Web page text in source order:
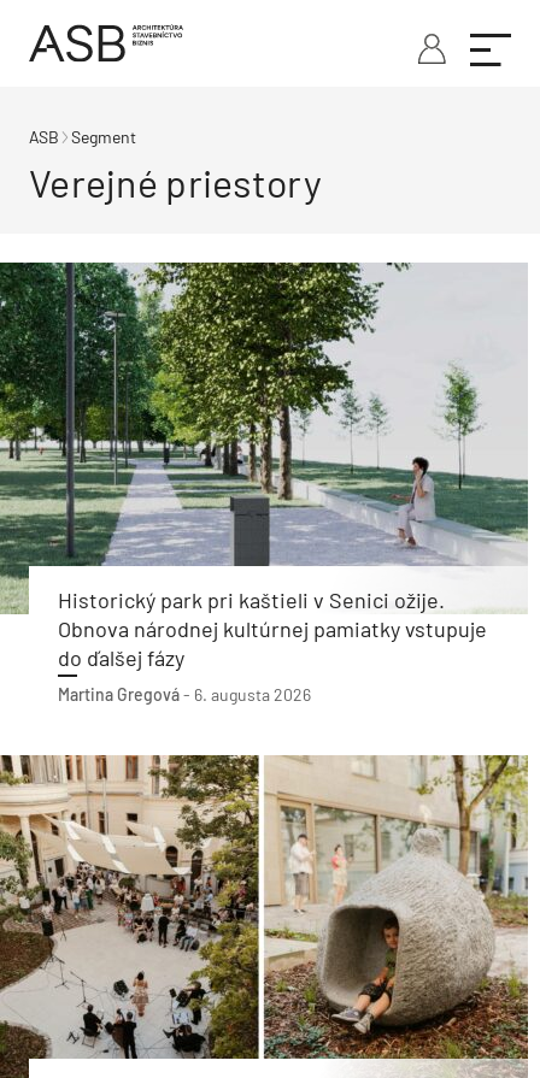
ASB Segment
Verejné priestory
Historický park pri kaštieli v Senici ožije.
Obnova národnej kultúrnej pamiatky vstupuje
do ďalšej fázy
Martina Gregová- 6. augusta 2026